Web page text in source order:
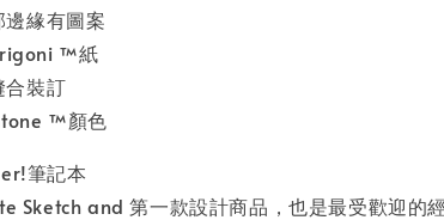
邊緣有圖案
™紙
合裝訂
™顏色
筆記本
Sketch and 第一款設計商品，也是最受歡迎的